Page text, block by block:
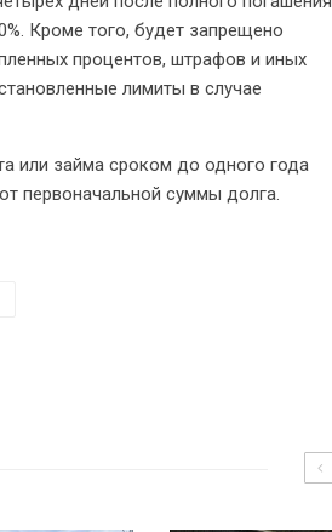
Кроме того, будет запрещено
процентов, штрафов и иных
лимиты в случае
или займа сроком до одного года
первоначальной суммы долга.